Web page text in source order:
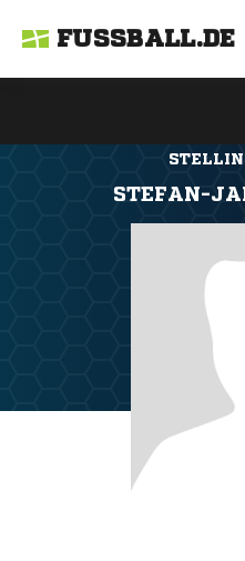
FUSSBALL.DE
STEFAN-